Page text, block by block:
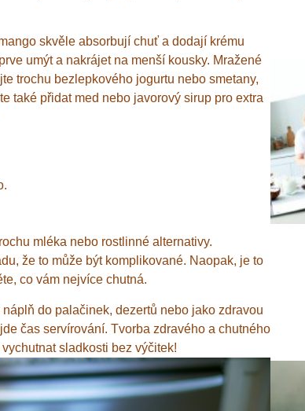
skvěle absorbují chuť a dodají krému
umýt a nakrájet na menší kousky. Mražené
trochu bezlepkového jogurtu nebo smetany,
také přidat med nebo javorový sirup pro extra
mléka nebo rostlinné alternativy.
že to může být komplikované. Naopak, je to
co vám nejvíce chutná.
do palačinek, dezertů nebo jako zdravou
čas servírování. Tvorba zdravého a chutného
sladkosti bez výčitek!